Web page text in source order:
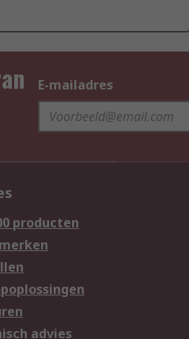
E-mailadres
producten
advies